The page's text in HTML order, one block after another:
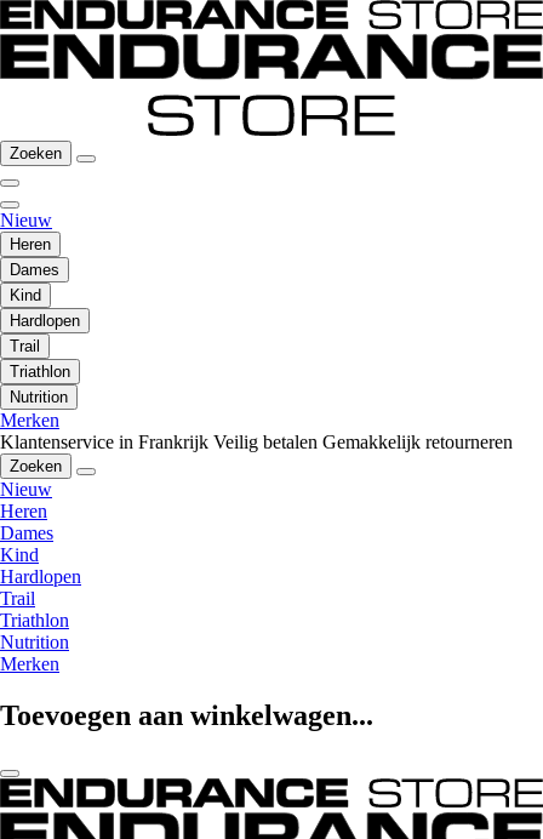
Zoeken
Nieuw
Heren
Dames
Kind
Hardlopen
Trail
Triathlon
Nutrition
Merken
Klantenservice in Frankrijk Veilig betalen Gemakkelijk retourneren
Zoeken
Nieuw
Heren
Dames
Kind
Hardlopen
Trail
Triathlon
Nutrition
Merken
Toevoegen aan winkelwagen...